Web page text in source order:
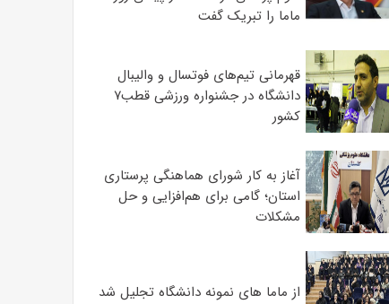
ماما را تبریک گفت
قهرمانی تیم‌های فوتسال و والیبال
دانشگاه در جشنواره ورزشی قطب۷
کشور
آغاز به کار شورای هماهنگی پرستاری
استان؛ گامی برای هم‌افزایی و حل
مشکلات
از ماما های نمونه دانشگاه تجلیل شد